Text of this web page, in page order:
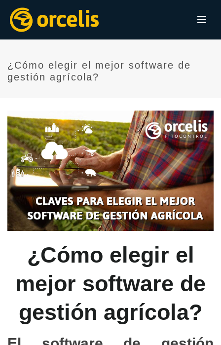
¿Cómo elegir el mejor software de
gestión agrícola?
¿Cómo elegir el
mejor software de
gestión agrícola?